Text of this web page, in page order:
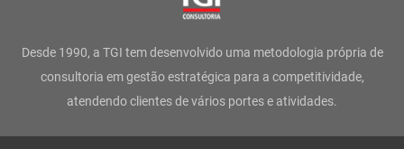
g
r
a
o
o
k
e
r
d
i
n
b
e
a
p
Desde 1990, a TGI tem desenvolvido uma metodologia própria de
consultoria em gestão estratégica para a competitividade,
atendendo clientes de vários portes e atividades.